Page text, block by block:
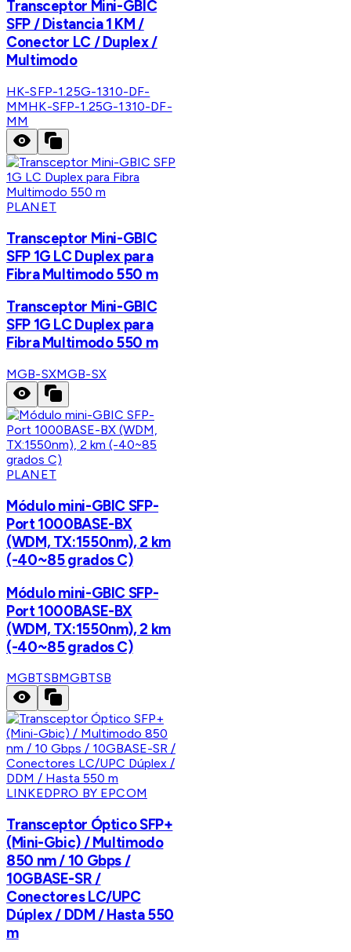
Transceptor Mini-GBIC
SFP / Distancia 1 KM /
Conector LC / Duplex /
Multimodo
HK-SFP-1.25G-1310-DF-
MMHK-SFP-1.25G-1310-DF-
MM
PLANET
Transceptor Mini-GBIC
SFP 1G LC Duplex para
Fibra Multimodo 550 m
Transceptor Mini-GBIC
SFP 1G LC Duplex para
Fibra Multimodo 550 m
MGB-SXMGB-SX
PLANET
Módulo mini-GBIC SFP-
Port 1000BASE-BX
(WDM, TX:1550nm), 2 km
(-40~85 grados C)
Módulo mini-GBIC SFP-
Port 1000BASE-BX
(WDM, TX:1550nm), 2 km
(-40~85 grados C)
MGBTSBMGBTSB
LINKEDPRO BY EPCOM
Transceptor Óptico SFP+
(Mini-Gbic) / Multimodo
850 nm / 10 Gbps /
10GBASE-SR /
Conectores LC/UPC
Dúplex / DDM / Hasta 550
m